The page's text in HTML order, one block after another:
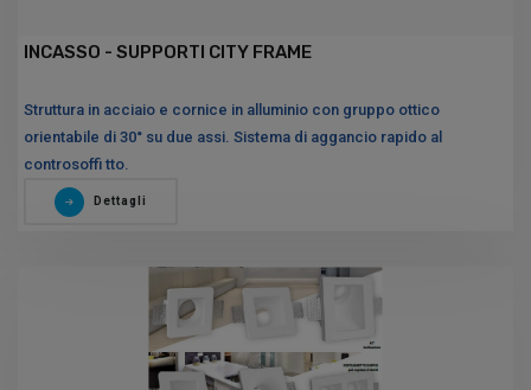
INCASSO - SUPPORTI CITY FRAME
Struttura in acciaio e cornice in alluminio con gruppo ottico
orientabile di 30° su due assi. Sistema di aggancio rapido al
controsoffi tto.
Dettagli